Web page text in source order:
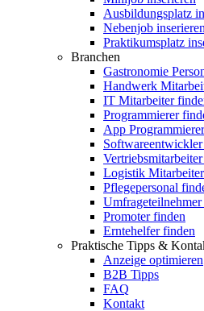
Ausbildungsplatz
Nebenjob inserieren
Praktikumsplatz
Branchen
Gastronomie
Handwerk
IT Mitarbeiter
Programmierer
App
Logistik
Pflegepersonal
Promoter finden
Erntehelfer finden
Praktische Tipps &
Anzeige optimieren
B2B Tipps
FAQ
Kontakt